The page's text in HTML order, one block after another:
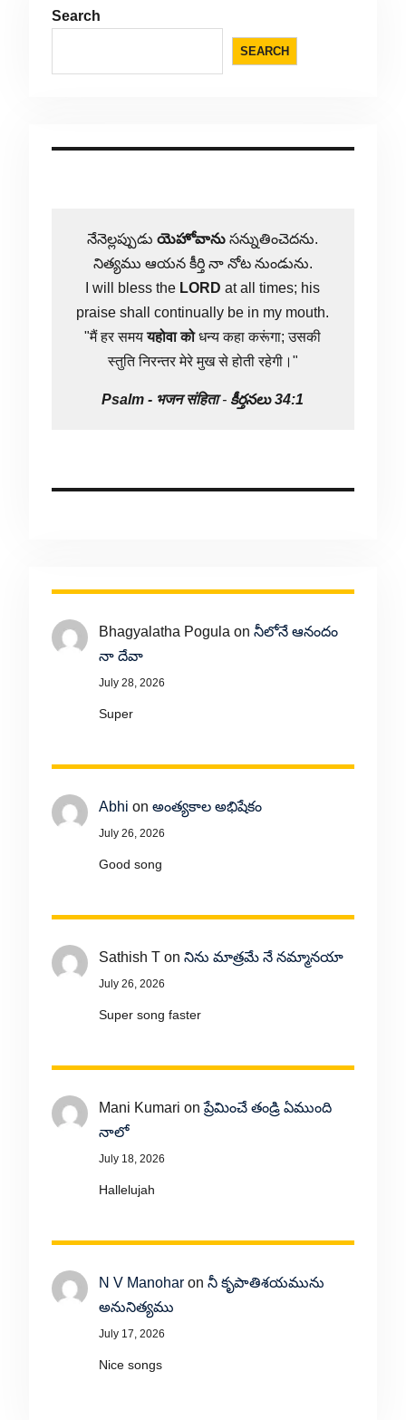
Search
SEARCH
నేనెల్లప్పుడుయెహోవాను సన్నుతించెదను.
నిత్యము ఆయన కీర్తి నా నోట నుండును.
I will bless the LORD at all times; his
praise shall continually be in my mouth.
"मैं हर समययहोवा कोधन्य कहा करूंगा; उसकी
स्तुति निरन्तर मेरे मुख से होती रहेगी।"
Psalm - भजन संहिता- కీర్తనలు 34:1
Bhagyalatha Pogula on నీలోనే ఆనందం
నా దేవా
July 28, 2026
Super
Abhi on అంత్యకాల అభిషేకం
July 26, 2026
Good song
Sathish Ton నిను మాత్రమే నే నమ్మానయా
July 26, 2026
Super song faster
Mani Kumari onప్రేమించే తండ్రి ఏముంది
నాలో
July 18, 2026
Hallelujah
N V Manoharon నీ కృపాతిశయమును
అనునిత్యము
July 17, 2026
Nice songs